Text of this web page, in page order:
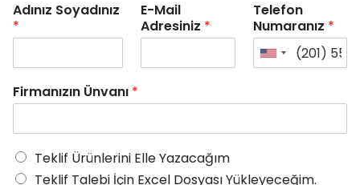
Adınız Soyadınız
*
E-Mail
Adresiniz *
Telefon
Numaranız *
Firmanızın Ünvanı *
Teklif Ürünlerini Elle Yazacağım
Teklif Talebi İçin Excel Dosyası Yükleyeceğim.